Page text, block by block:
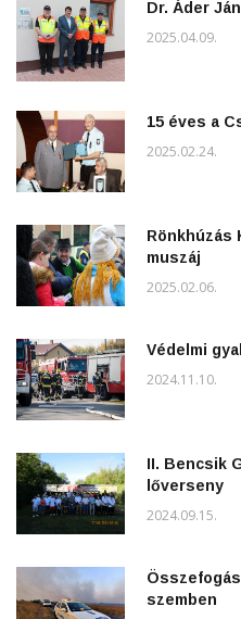
Dr. Áder
2025.04.09.
15 éves a
2025.02.24.
Rönkhúzás
muszáj
2025.02.06.
Védelmi
2024.11.10.
II. Bencsik
lőverseny
2024.09.15.
szemben